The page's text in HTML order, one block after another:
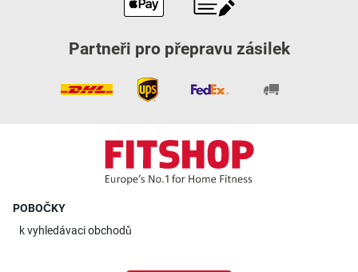
Partneři pro přepravu zásilek
POBOČKY
kvyhledávaci obchodů